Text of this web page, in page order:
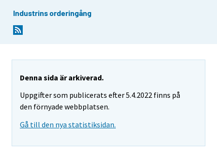
Industrins orderingång
Denna sida är arkiverad.
Uppgifter som publicerats efter 5.4.2022 finns på
den förnyade webbplatsen.
Gå till den nya statistiksidan.